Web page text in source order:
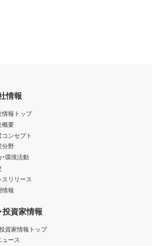
情報
情報トップ
概要
ンセプト
分野
環境活動
スリリース
情報
投資家情報
投資家情報トップ
ュース